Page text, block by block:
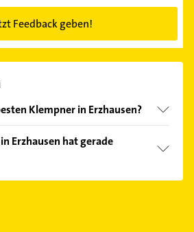
Feedback geben!
Klempner in Erzhausen?
profitieren Sie von den
können Sie sich
sortiert anzeigen lassen.
Erzhausen hat gerade
finden Sie alleÖffnungszeiten.
können.